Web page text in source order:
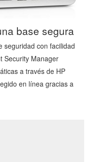
base segura
seguridad con facilidad
Security Manager
a través de HP
en línea gracias a